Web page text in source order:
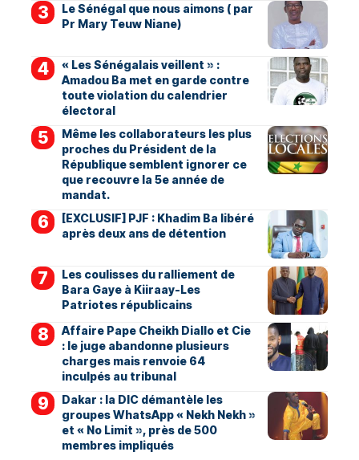
Le Sénégal que nous aimons ( par
Pr Mary Teuw Niane)
« Les Sénégalais veillent » :
Amadou Ba met en garde contre
toute violation du calendrier
électoral
Même les collaborateurs les plus
proches du Président de la
République semblent ignorer ce
que recouvre la 5e année de
mandat.
[EXCLUSIF] PJF : Khadim Ba libéré
après deux ans de détention
Les coulisses du ralliement de
Bara Gaye à Kiiraay-Les
Patriotes républicains
Affaire Pape Cheikh Diallo et Cie
: le juge abandonne plusieurs
charges mais renvoie 64
inculpés au tribunal
Dakar : la DIC démantèle les
groupes WhatsApp « Nekh Nekh »
et « No Limit », près de 500
membres impliqués